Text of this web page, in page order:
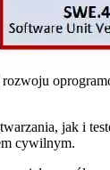
jak i
cywilnym.